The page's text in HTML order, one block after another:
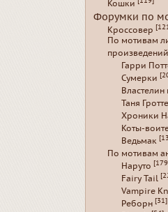
Кошки
Форумки по
Кроссовер
По мотивам
произведений
Гарри
Сумерки
Властелин
Таня
Хроники
Коты-
Ведьмак
По мотивам
Наруто
Fairy Tail
Vampire
Реборн [31]